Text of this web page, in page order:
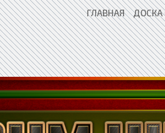
ГЛАВНАЯ ДОСКА